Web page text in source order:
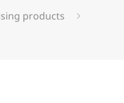
products